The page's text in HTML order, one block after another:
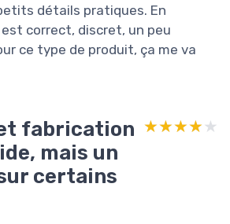
détails pratiques. En
correct, discret, un peu
ce type de produit, ça me va
fabrication
mais un
certains
★★★★★
★★★★★